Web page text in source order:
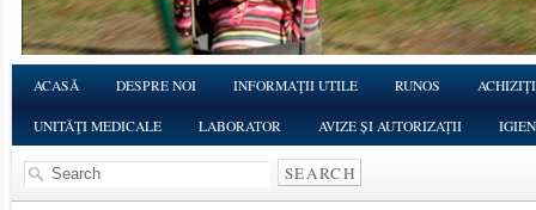
ACASĂ DESPRE NOI INFORMAŢII UTILE RUNOS
UNITĂŢI MEDICALE LABORATOR AVIZE ȘI AUTORIZAȚII